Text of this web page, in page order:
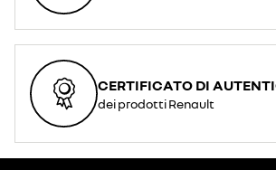
CERTIFICATO DI
dei prodotti Renault